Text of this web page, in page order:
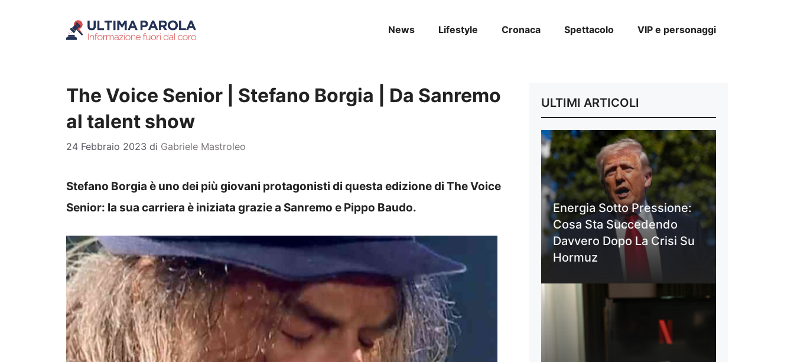
News Lifestyle Cronaca Spettacolo VIP e personaggi
The Voice Senior | Stefano Borgia | Da Sanremo
al talent show
24 Febbraio 2023 di Gabriele Mastroleo
Stefano Borgia è uno dei più giovani protagonisti di questa edizione di The Voice
Senior: la sua carriera è iniziata grazie a Sanremo e Pippo Baudo.
ULTIMI ARTICOLI
Energia Sotto Pressione:
Cosa Sta Succedendo
Davvero Dopo La Crisi Su
Hormuz